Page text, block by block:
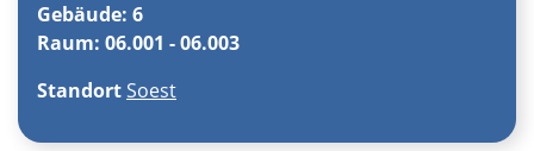
Gebäude: 6
Raum: 06.001 - 06.003
StandortSoest